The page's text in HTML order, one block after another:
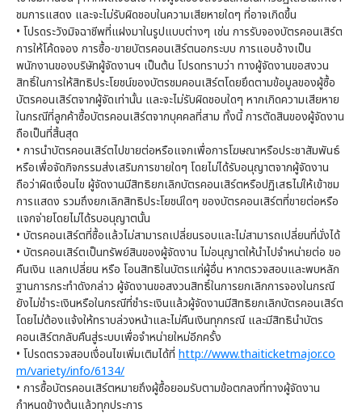
ชมการแสดง และจะไม่รับผิดชอบในความเสียหายใดๆ ที่อาจเกิดขึ้น
• โปรดระวังมิจฉาชีพที่แฝงมาในรูปแบบต่างๆ เช่น การรับจองบัตรคอนเสิร์ต
การให้โค้ดจอง การซื้อ-ขายบัตรคอนเสิร์ตนอกระบบ การแอบอ้างเป็น
พนักงานของบริษัทผู้จัดงานฯ เป็นต้น โปรดทราบว่า ทางผู้จัดงานขอสงวน
สิทธิ์ในการให้สิทธิประโยชน์ของบัตรชมคอนเสิร์ตโดยยึดตามข้อมูลของผู้ซื้อ
บัตรคอนเสิร์ตจากผู้จัดเท่านั้น และจะไม่รับผิดชอบใดๆ หากเกิดความเสียหาย
ในกรณีที่ลูกค้าซื้อบัตรคอนเสิร์ตจากบุคคลที่สาม ทั้งนี้ การตัดสินของผู้จัดงาน
ถือเป็นที่สิ้นสุด
• การนำบัตรคอนเสิร์ตไปขายต่อหรือแจกเพื่อการโฆษณาหรือประชาสัมพันธ์
หรือเพื่อจัดกิจกรรมส่งเสริมการขายใดๆ โดยไม่ได้รับอนุญาตจากผู้จัดงาน
ถือว่าผิดเงื่อนไข ผู้จัดงานมีสิทธิยกเลิกบัตรคอนเสิร์ตหรือปฏิเสธไม่ให้เข้าชม
การแสดง รวมถึงยกเลิกสิทธิประโยชน์ใดๆ ของบัตรคอนเสิร์ตที่ขายต่อหรือ
แจกจ่ายโดยไม่ได้รบอนุญาตนั้น
• บัตรคอนเสิร์ตที่ซื้อแล้วไม่สามารถเปลี่ยนรอบและไม่สามารถเปลี่ยนที่นั่งได้
• บัตรคอนเสิร์ตเป็นทรัพย์สินของผู้จัดงาน ไม่อนุญาตให้นำไปจำหน่ายต่อ ขอ
คืนเงิน แลกเปลี่ยน หรือ โอนสิทธิในบัตรแก่ผู้อื่น หากตรวจสอบและพบหลัก
ฐานการกระทำดังกล่าว ผู้จัดงานขอสงวนสิทธิ์ในการยกเลิกการจองในกรณี
ยังไม่ชำระเงินหรือในกรณีที่ชำระเงินแล้วผู้จัดงานมีสิทธิยกเลิกบัตรคอนเสิร์ต
โดยไม่ต้องแจ้งให้ทราบล่วงหน้าและไม่คืนเงินทุกกรณี และมีสิทธินำบัตร
คอนเสิร์ตกลับคืนสู่ระบบเพื่อจำหน่ายใหม่อีกครั้ง
• โปรดตรวจสอบเงื่อนไขเพิ่มเติมได้ที่ http://www.thaiticketmajor.co
m/variety/info/6134/
• การซื้อบัตรคอนเสิร์ตหมายถึงผู้ซื้อยอมรับตามข้อตกลงที่ทางผู้จัดงาน
กำหนดข้างต้นแล้วทุกประการ